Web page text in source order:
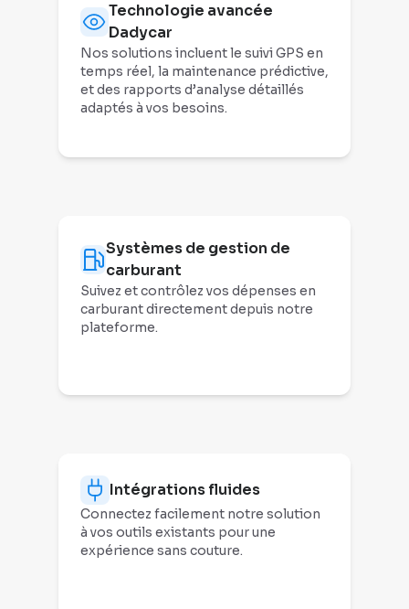
Technologie avancée
Dadycar
Nos solutions incluent le suivi GPS en
temps réel, la maintenance prédictive,
et des rapports d’analyse détaillés
adaptés à vos besoins.
Systèmes de gestion de
carburant
Suivez et contrôlez vos dépenses en
carburant directement depuis notre
plateforme.
Intégrations fluides
Connectez facilement notre solution
à vos outils existants pour une
expérience sans couture.